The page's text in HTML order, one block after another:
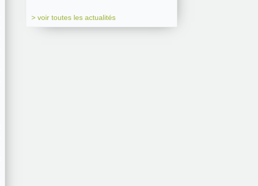
> voir toutes les actualités